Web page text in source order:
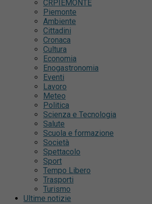
CRPIEMONTE
Piemonte
Ambiente
Cittadini
Cronaca
Cultura
Economia
Enogastronomia
Eventi
Lavoro
Meteo
Politica
Scienza e Tecnologia
Salute
Scuola e formazione
Società
Spettacolo
Sport
Tempo Libero
Trasporti
Turismo
Ultime notizie